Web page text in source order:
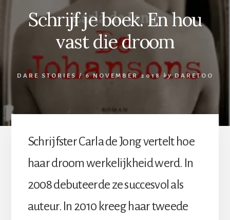
Schrijf je boek. En hou
vast die droom
DARE STORIES / 6 NOVEMBER 2018 by DARETOO
Schrijfster Carla de Jong vertelt hoe
haar droom werkelijkheid werd. In
2008 debuteerde ze succesvol als
auteur. In 2010 kreeg haar tweede